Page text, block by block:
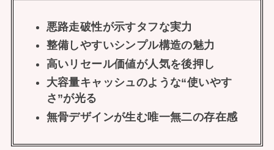
悪路走破性が示すタフな実力
整備しやすいシンプル構造の魅力
高いリセール価値が人気を後押し
大容量キャッシュのような“使いやす
さ”が光る
無骨デザインが生む唯一無二の存在感